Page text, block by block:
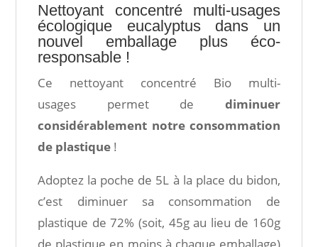
Nettoyant concentré multi-usages
écologique eucalyptus dans un
nouvel emballage plus éco-
responsable !
Ce nettoyant concentré Bio multi-
usages permet de diminuer
considérablement notre consommation
de plastique !
Adoptez la poche de 5L à la place du bidon,
c’est diminuer sa consommation de
plastique de 72% (soit, 45g au lieu de 160g